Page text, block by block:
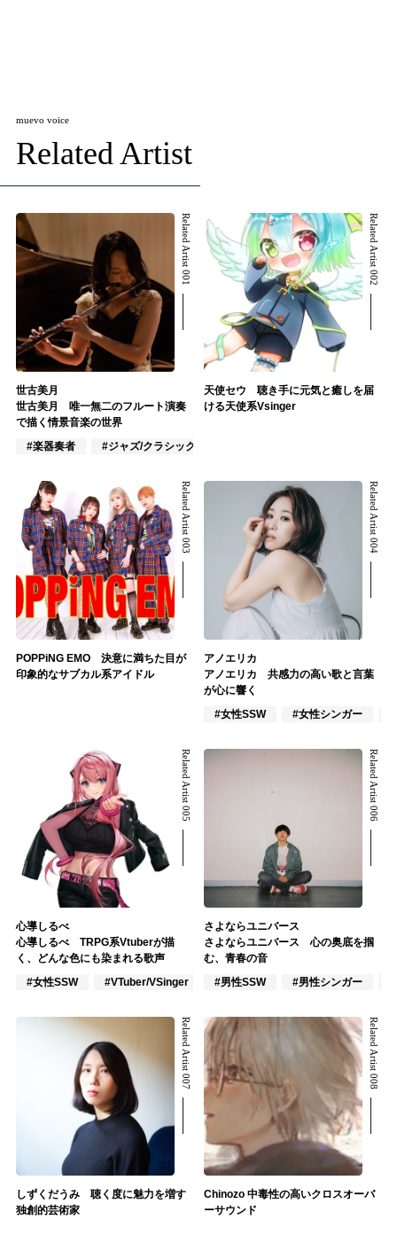
muevo voice
Related Artist
Related Artist 001
世古美月
世古美月 唯一無二のフルート演奏
で描く情景音楽の世界
#楽器奏者
#ジャズ/クラシック
Related Artist 002
天使セウ 聴き手に元気と癒しを届
ける天使系Vsinger
Related Artist 003
POPPiNG EMO 決意に満ちた目が
印象的なサブカル系アイドル
Related Artist 004
アノエリカ
アノエリカ 共感力の高い歌と言葉
が心に響く
#女性SSW
#女性シンガー
Related Artist 005
心導しるべ
心導しるべ TRPG系Vtuberが描
く、どんな色にも染まれる歌声
#女性SSW
#VTuber/VSinger #VOCALOID
Related Artist 006
さよならユニバース
さよならユニバース 心の奥底を掴
む、青春の音
#男性SSW
#男性シンガー
Related Artist 007
しずくだうみ 聴く度に魅力を増す
独創的芸術家
Related Artist 008
Chinozo 中毒性の高いクロスオーバ
ーサウンド